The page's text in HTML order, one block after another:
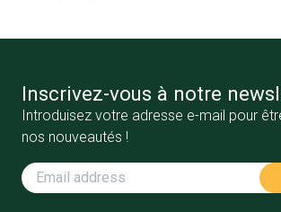
Inscrivez-vous à notre
Introduisez votre adresse e-mail pour
nos nouveautés !